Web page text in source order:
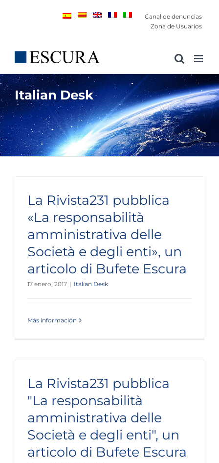
Canal de denuncias
Zona de Usuarios
Italian Desk
La Rivista231 pubblica
«La responsabilità
amministrativa delle
Società e degli enti», un
articolo di Bufete Escura
17 enero, 2017 | Italian Desk
Más información
La Rivista231 pubblica
"La responsabilità
amministrativa delle
Società e degli enti", un
articolo di Bufete Escura